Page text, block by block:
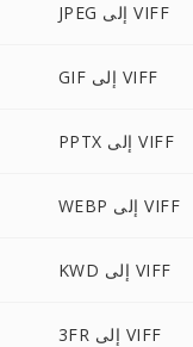
JPEG إلى VIFF
GIF إلى VIFF
PPTX إلى VIFF
WEBP إلى VIFF
KWD إلى VIFF
3FR إلى VIFF